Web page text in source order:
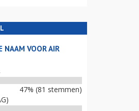
NAAM VOOR AIR
47% (81 stemmen)